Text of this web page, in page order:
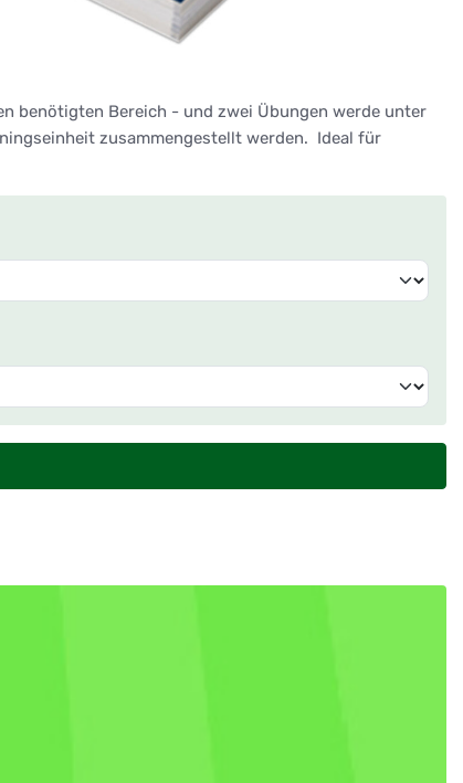
benötigten Bereich - und zwei Übungen werde unter
zusammengestellt werden. Ideal für